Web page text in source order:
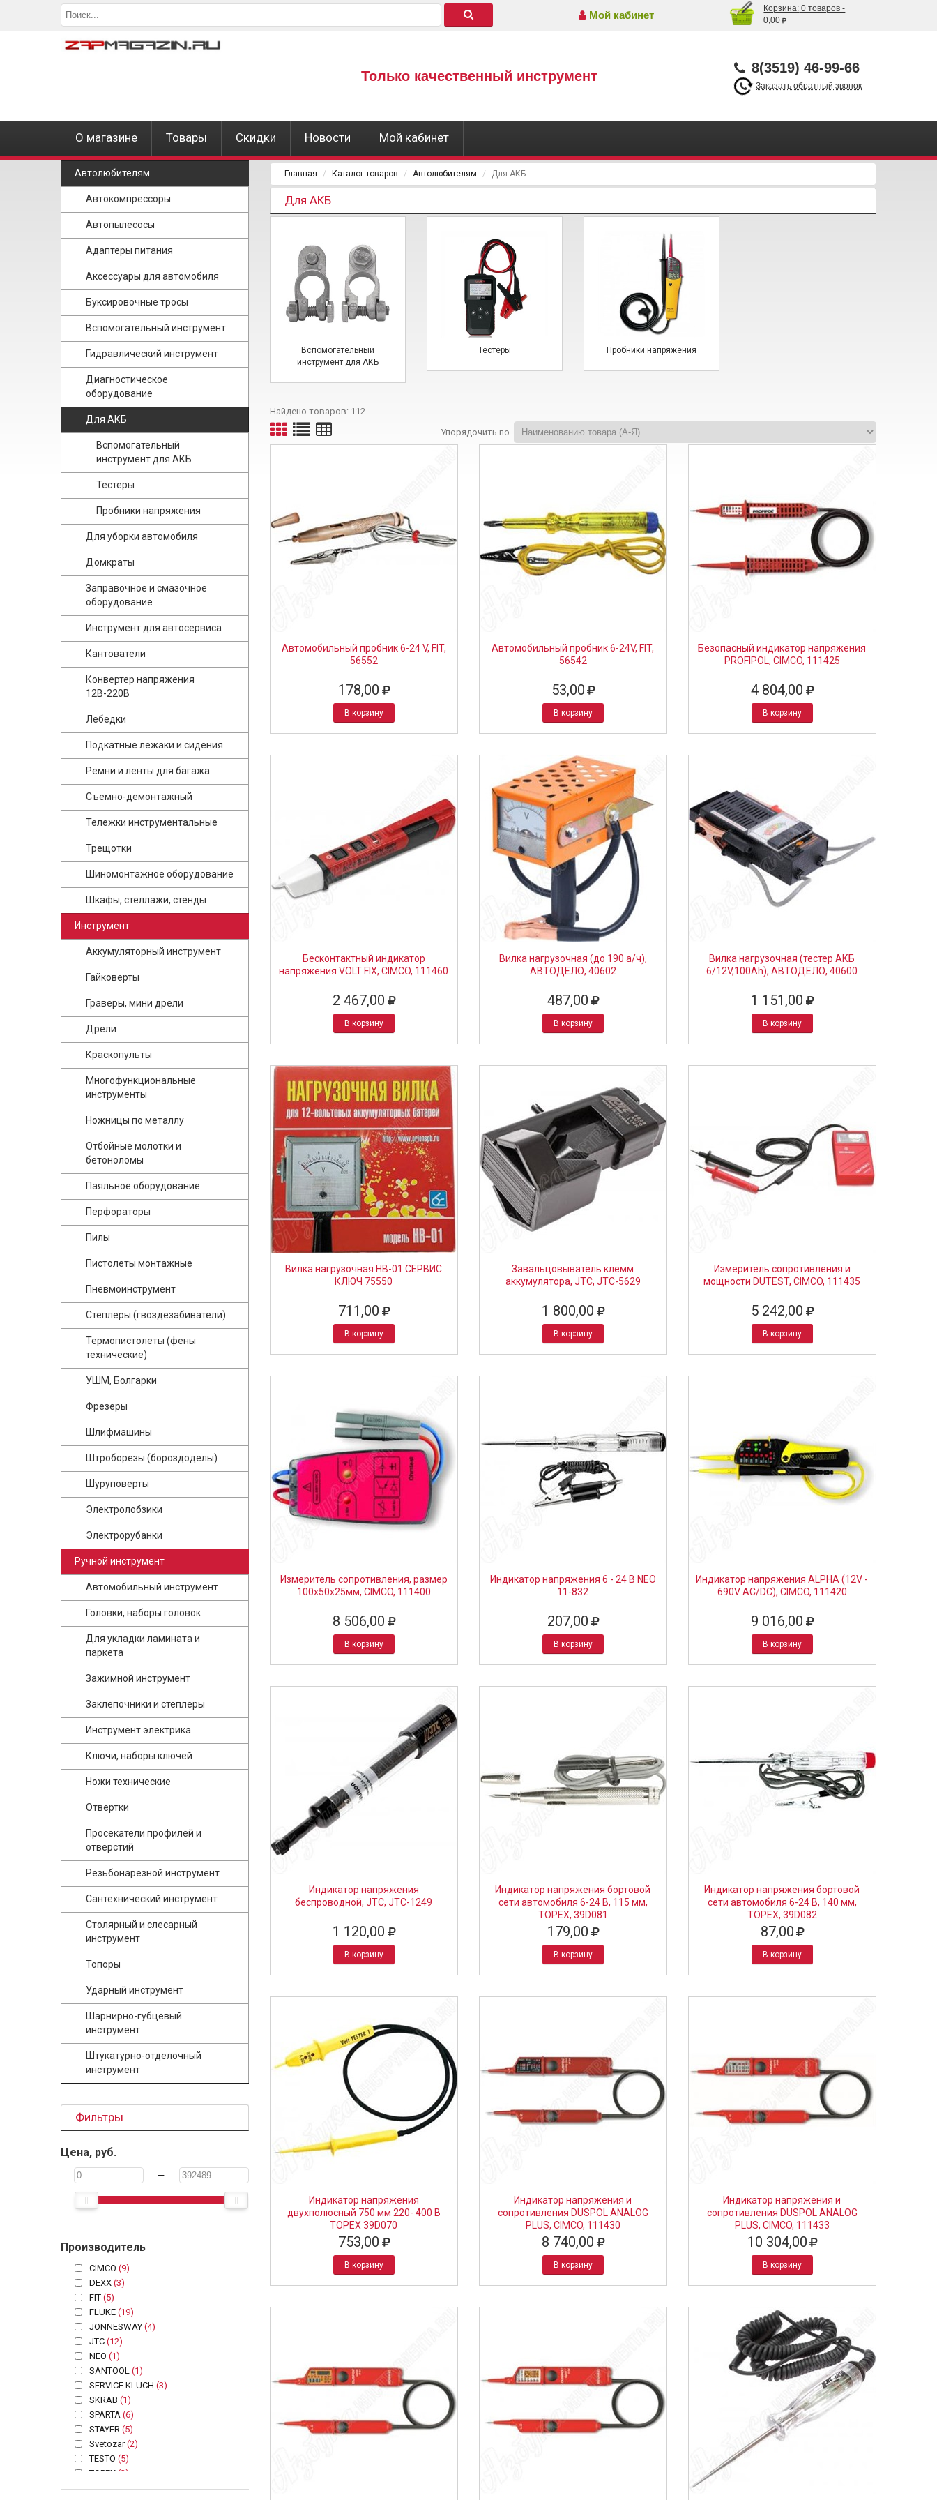
Мой кабинет
Корзина: 0 товаров -
0,00
Только качественный инструмент
8(3519) 46-99-66
Заказать обратный звонок
О магазине Товары Скидки Новости Мой кабинет
Автолюбителям
Автокомпрессоры
Автопылесосы
Адаптеры питания
Аксессуары для автомобиля
Буксировочные тросы
Вспомогательный инструмент
Гидравлический инструмент
Диагностическое
оборудование
Для АКБ
Вспомогательный
инструмент для АКБ
Тестеры
Пробники напряжения
Для уборки автомобиля
Домкраты
Заправочное и смазочное
оборудование
Инструмент для автосервиса
Кантователи
Конвертер напряжения
12В-220В
Лебедки
Подкатные лежаки и сидения
Ремни и ленты для багажа
Съемно-демонтажный
Тележки инструментальные
Трещотки
Шиномонтажное оборудование
Шкафы, стеллажи, стенды
Инструмент
Аккумуляторный инструмент
Гайковерты
Граверы, мини дрели
Дрели
Краскопульты
Многофункциональные
инструменты
Ножницы по металлу
Отбойные молотки и
бетоноломы
Паяльное оборудование
Перфораторы
Пилы
Пистолеты монтажные
Пневмоинструмент
Степлеры (гвоздезабиватели)
Термопистолеты (фены
технические)
УШМ, Болгарки
Фрезеры
Шлифмашины
Штроборезы (бороздоделы)
Шуруповерты
Электролобзики
Электрорубанки
Ручной инструмент
Автомобильный инструмент
Головки, наборы головок
Для укладки ламината и
паркета
Зажимной инструмент
Заклепочники и степлеры
Инструмент электрика
Ключи, наборы ключей
Ножи технические
Отвертки
Просекатели профилей и
отверстий
Резьбонарезной инструмент
Сантехнический инструмент
Столярный и слесарный
инструмент
Топоры
Ударный инструмент
Шарнирно-губцевый
инструмент
Штукатурно-отделочный
инструмент
Фильтры
Цена, руб.
—
Производитель
CIMCO (9)
DEXX (3)
FIT (5)
FLUKE (19)
JONNESWAY (4)
JTC (12)
NEO (1)
SANTOOL (1)
SERVICE KLUCH (3)
SKRAB (1)
SPARTA (6)
STAYER (5)
Svetozar (2)
TESTO (5)
TOPEX (3)
АвтоDело (10)
Главная Каталог товаров Автолюбителям Для АКБ
Для АКБ
Вспомогательный
инструмент для АКБ
Тестеры Пробники напряжения
Найдено товаров: 112
Упорядочить по
Автомобильный пробник 6-24 V, FIT,
56552
178,00
В корзину
Автомобильный пробник 6-24V, FIT,
56542
53,00
В корзину
Безопасный индикатор напряжения
PROFIPOL, CIMCO, 111425
4 804,00
В корзину
Бесконтактный индикатор
напряжения VOLT FIX, CIMCO, 111460
2 467,00
В корзину
Вилка нагрузочная (до 190 а/ч),
АВТОДЕЛО, 40602
487,00
В корзину
Вилка нагрузочная (тестер АКБ
6/12V,100Ah), АВТОДЕЛО, 40600
1 151,00
В корзину
Вилка нагрузочная НВ-01 СЕРВИС
КЛЮЧ 75550
711,00
В корзину
Завальцовыватель клемм
аккумулятора, JTC, JTC-5629
1 800,00
В корзину
Измеритель сопротивления и
мощности DUTEST, CIMCO, 111435
5 242,00
В корзину
Измеритель сопротивления, размер
100х50х25мм, CIMCO, 111400
8 506,00
В корзину
Индикатор напряжения 6 - 24 В NEO
11-832
207,00
В корзину
Индикатор напряжения ALPHA (12V -
690V AC/DC), CIMCO, 111420
9 016,00
В корзину
Индикатор напряжения
беспроводной, JTC, JTC-1249
1 120,00
В корзину
Индикатор напряжения бортовой
сети автомобиля 6-24 В, 115 мм,
TOPEX, 39D081
179,00
В корзину
Индикатор напряжения бортовой
сети автомобиля 6-24 В, 140 мм,
TOPEX, 39D082
87,00
В корзину
Индикатор напряжения
двухполюсный 750 мм 220- 400 В
TOPEX 39D070
753,00
В корзину
Индикатор напряжения и
сопротивления DUSPOL ANALOG
PLUS, CIMCO, 111430
8 740,00
В корзину
Индикатор напряжения и
сопротивления DUSPOL ANALOG
PLUS, CIMCO, 111433
10 304,00
В корзину